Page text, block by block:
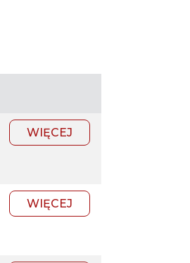
WIĘCEJ
WIĘCEJ